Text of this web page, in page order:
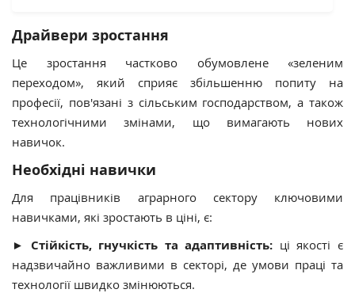
Драйвери зростання
Це зростання частково обумовлене «зеленим
переходом», який сприяє збільшенню попиту на
професії, пов'язані з сільським господарством, а також
технологічними змінами, що вимагають нових
навичок.
Необхідні навички
Для працівників аграрного сектору ключовими
навичками, які зростають в ціні, є:
► Стійкість, гнучкість та адаптивність: ці якості є
надзвичайно важливими в секторі, де умови праці та
технології швидко змінюються.